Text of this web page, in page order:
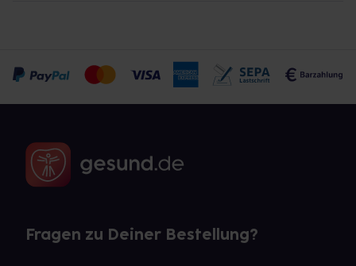
Fragen zu Deiner Bestellung?